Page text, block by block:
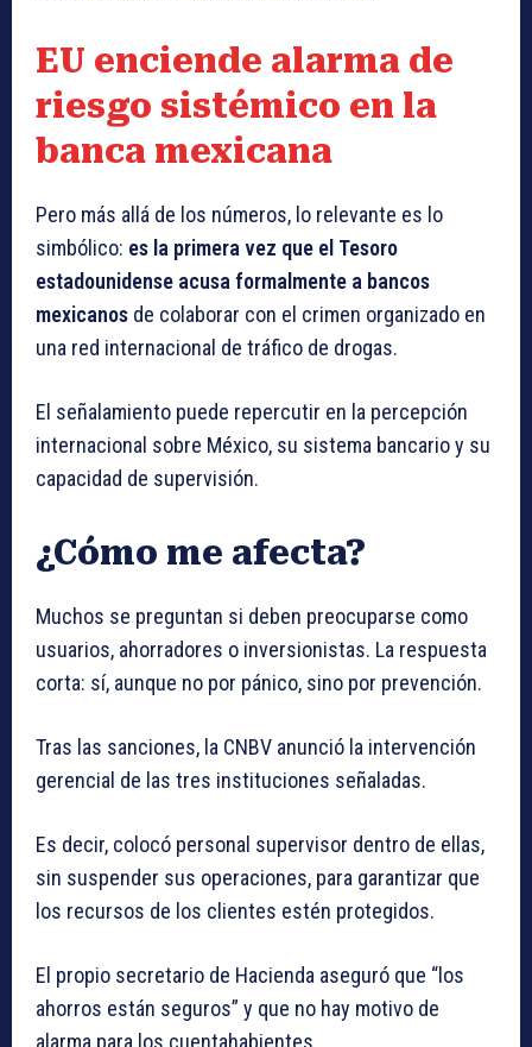
EU enciende alarma de
riesgo sistémico en la
banca mexicana
Pero más allá de los números, lo relevante es lo
simbólico: es la primera vez que el Tesoro
estadounidense acusa formalmente a bancos
mexicanos de colaborar con el crimen organizado en
una red internacional de tráfico de drogas.
El señalamiento puede repercutir en la percepción
internacional sobre México, su sistema bancario y su
capacidad de supervisión.
¿Cómo me afecta?
Muchos se preguntan si deben preocuparse como
usuarios, ahorradores o inversionistas. La respuesta
corta: sí, aunque no por pánico, sino por prevención.
Tras las sanciones, la CNBV anunció la intervención
gerencial de las tres instituciones señaladas.
Es decir, colocó personal supervisor dentro de ellas,
sin suspender sus operaciones, para garantizar que
los recursos de los clientes estén protegidos.
El propio secretario de Hacienda aseguró que “los
ahorros están seguros” y que no hay motivo de
alarma para los cuentahabientes.